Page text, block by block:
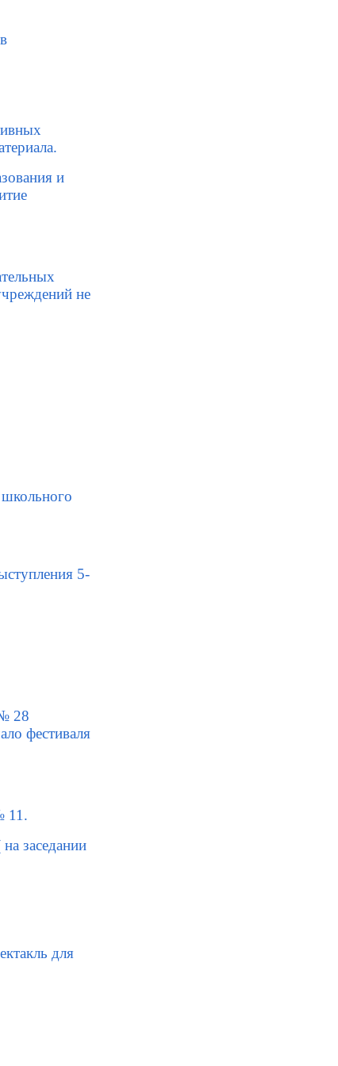
и
не
5-
28
фестиваля
11 .
заседании
для